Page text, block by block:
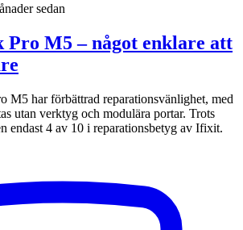
sedan
Pro M5 – något enklare att
M5 har förbättrad reparationsvänlighet, med
utan verktyg och modulära portar. Trots
endast 4 av 10 i reparationsbetyg av Ifixit.